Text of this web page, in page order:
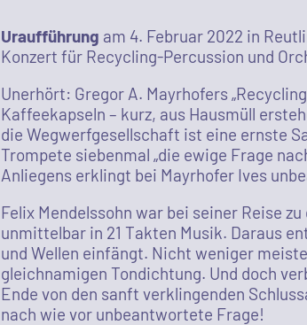
Uraufführung am 4. Februar 2022 in
Konzert für Recycling-Percussion und
Unerhört: Gregor A. Mayrhofers
Kaffeekapseln – kurz, aus Hausmüll
die Wegwerfgesellschaft ist eine ernste
Trompete siebenmal „die ewige Frage
Anliegens erklingt bei Mayrhofer Ives
Felix Mendelssohn war bei seiner Reise
unmittelbar in 21 Takten Musik. Daraus
und Wellen einfängt. Nicht weniger
gleichnamigen Tondichtung. Und doch
Ende von den sanft verklingenden
nach wie vor unbeantwortete Frage!